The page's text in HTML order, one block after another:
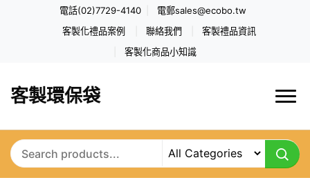
電話(02)7729-4140 電郵sales@ecobo.tw
客製化禮品案例 聯絡我們 客製禮品資訊
客製化商品小知識
客製環保袋